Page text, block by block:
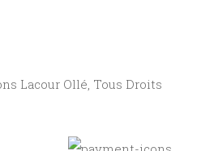
Lacour Ollé, Tous Droits